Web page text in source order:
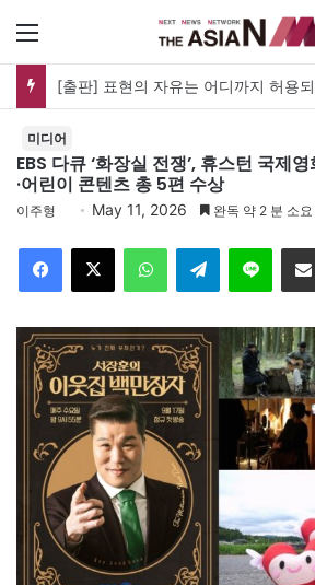
메뉴
미디어
EBS 다큐 ‘화장실 전쟁’, 휴스턴 국제
·어린이 콘텐츠 총 5편 수상
이주형 May 11, 2026 완독 약 2 분 소요
Facebook
X WhatsAppTelegramLine